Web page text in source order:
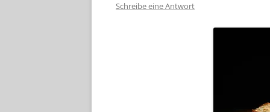
Schreibe eine Antwort